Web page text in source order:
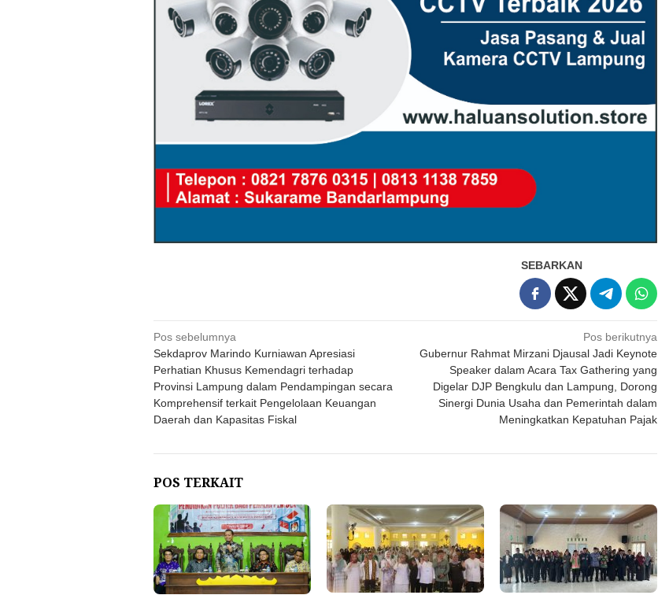
SEBARKAN
Navigasi
pos
Pos sebelumnya
Sekdaprov Marindo Kurniawan Apresiasi
Perhatian Khusus Kemendagri terhadap
Provinsi Lampung dalam Pendampingan secara
Komprehensif terkait Pengelolaan Keuangan
Daerah dan Kapasitas Fiskal
Pos berikutnya
Gubernur Rahmat Mirzani Djausal Jadi Keynote
Speaker dalam Acara Tax Gathering yang
Digelar DJP Bengkulu dan Lampung, Dorong
Sinergi Dunia Usaha dan Pemerintah dalam
Meningkatkan Kepatuhan Pajak
POS TERKAIT